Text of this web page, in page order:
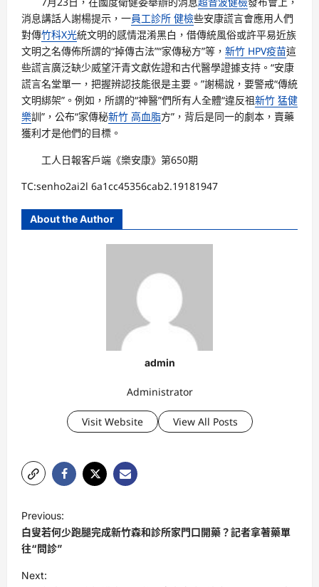
消息講話人謝楊提示，一員工診所 健檢些安康謊言會應用人們
對傳竹科X光統文明的感情混淆黑白，借傳統風俗或許平易近族
文明之名傳佈所謂的“掉傳古法”“家傳秘方”等， 新竹 HPV疫苗這
些謊言廣泛缺少威望汗青文獻佐證和古代醫學證據支持。“安康
謊言名堂單一，把握辨認技能很是主要。”謝楊說，要警戒“傳統
文明綁架”。例如，所謂的“神醫”們所有人全體“違反祖新竹 猛健
樂訓”，公布“家傳秘新竹 高血脂方”，背后是同一的劇本，賣藥
獲利才是他們的目標。
工人日報客戶端《樂安康》第650期
TC:senho2ai2l 6a1cc45356cab2.19181947
About the Author
admin
Administrator
Visit Website View All Posts
o
s
t
Previous:
白叟若何少跑腿完成新竹森和診所家門口開藥？記者拿著藥單
往“問診”
Next: